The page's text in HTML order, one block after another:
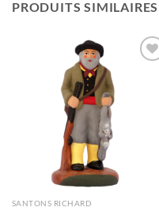
PRODUITS SIMILAIRES
SANTONS RICHARD